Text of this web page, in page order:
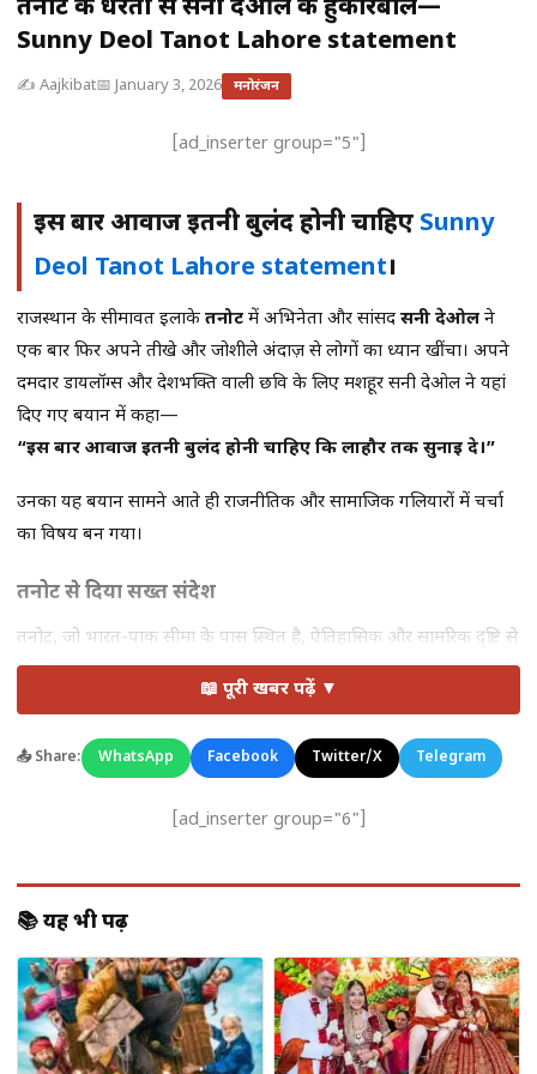
तनोट की धरती से सनी देओल की हुंकारबोले—
Sunny Deol Tanot Lahore statement
✍️ Aajkibat📅 January 3, 2026 मनोरंजन
[ad_inserter group="5"]
इस बार आवाज इतनी बुलंद होनी चाहिए Sunny
Deol Tanot Lahore statement।
राजस्थान के सीमावर्ती इलाके तनोट में अभिनेता और सांसद सनी देओल ने
एक बार फिर अपने तीखे और जोशीले अंदाज़ से लोगों का ध्यान खींचा। अपने
दमदार डायलॉग्स और देशभक्ति वाली छवि के लिए मशहूर सनी देओल ने यहां
दिए गए बयान में कहा—
“इस बार आवाज इतनी बुलंद होनी चाहिए कि लाहौर तक सुनाई दे।”
उनका यह बयान सामने आते ही राजनीतिक और सामाजिक गलियारों में चर्चा
का विषय बन गया।
तनोट से दिया सख्त संदेश
तनोट, जो भारत-पाक सीमा के पास स्थित है, ऐतिहासिक और सामरिक दृष्टि से
बेहद महत्वपूर्ण माना जाता है। इसी धरती से सनी देओल का यह बयान न सिर्फ
कड़ा संदेश
भी माना जा रहा है।
उन्होंने कहा कि देश की सुरक्षा, सम्मान और आत्मसम्मान से किसी भी तरह का
समझौता नहीं किया जा सकता।
जोश से भरा संबोधन
को कमजोरी समझे, तो जवाब भी उसी भाषा में दिया जाना चाहिए।”
📖 पूरी खबर पढ़ें ▼
📤 Share: WhatsApp Facebook Twitter/X Telegram
[ad_inserter group="6"]
📚 यह भी पढ़ें